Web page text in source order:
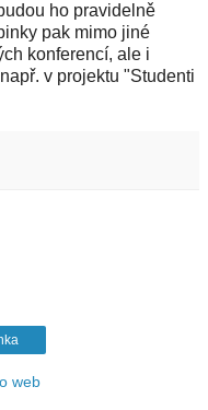
ho pravidelně
pak mimo jiné
konferencí, ale i
v projektu "Studenti
web